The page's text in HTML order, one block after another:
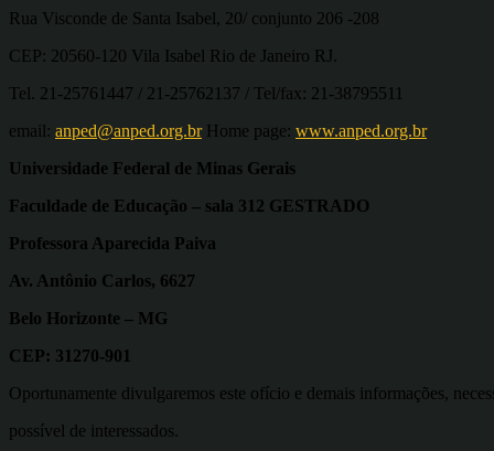
Rua Visconde de Santa Isabel, 20/ conjunto 206 -208
CEP: 20560-120 Vila Isabel Rio de Janeiro RJ.
Tel. 21-25761447 / 21-25762137 / Tel/fax: 21-38795511
email: anped@anped.org.brHome page: www.anped.org.br
Universidade Federal de Minas Gerais
Faculdade de Educação – sala 312 GESTRADO
Professora Aparecida Paiva
Av. Antônio Carlos, 6627
Belo Horizonte – MG
CEP: 31270-901
Oportunamente divulgaremos este ofício e demais informações,
possível de interessados.